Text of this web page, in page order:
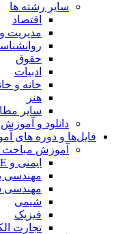
سایر رشته ها
اقتصاد
مدیریت و
روانشناسی و
حقوق
ادبیات
خانه و خانواده
هنر
سایر مطالب
دانلود و آموزش نرم
فایل‌ها و دوره های
آموزش مباحث
ایمنی و HSE
مهندسی برق
مهندسی
شیمی
فیزیک
تجارت